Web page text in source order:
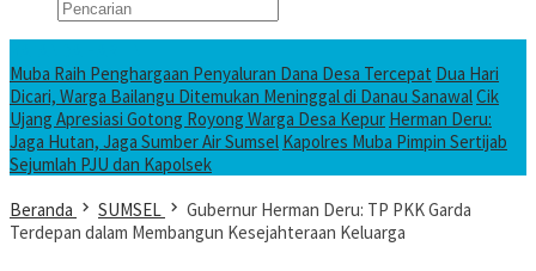
Muba Raih Penghargaan Penyaluran Dana Desa Tercepat Dua Hari
Dicari, Warga Bailangu Ditemukan Meninggal di Danau SanawalCik
Ujang Apresiasi Gotong Royong Warga Desa Kepur Herman Deru:
Jaga Hutan, Jaga Sumber Air Sumsel Kapolres Muba Pimpin Sertijab
Sejumlah PJU dan Kapolsek
Beranda
SUMSEL
Gubernur Herman Deru: TP PKK Garda
Terdepan dalam Membangun Kesejahteraan Keluarga